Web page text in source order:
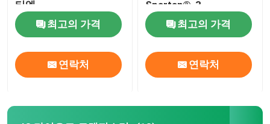
티엠
최고의 가격
연락처
Spartan®-3
최고의 가격
연락처